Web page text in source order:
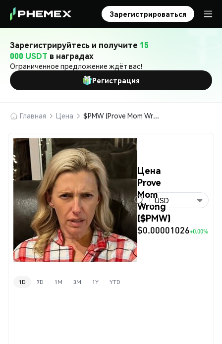
Зарегистрироваться
Зарегистрируйтесь и получите 15
000 USDT в наградах
Ограниченное предложение ждёт вас!
Регистрация
Главная Цена $PMW (Prove Mom Wrong)
Цена
Prove
Mom
Wrong
($PMW)
$0.00001026+0.00%
USD
1D 7D 1M 3M 1Y YTD